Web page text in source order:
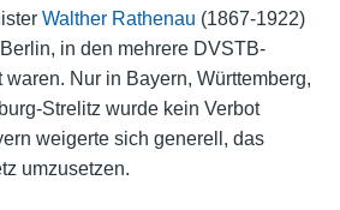
Walther Rathenau (1867-1922)
in den mehrere DVSTB-
Nur in Bayern, Württemberg,
Strelitz wurde kein Verbot
weigerte sich generell, das
umzusetzen.